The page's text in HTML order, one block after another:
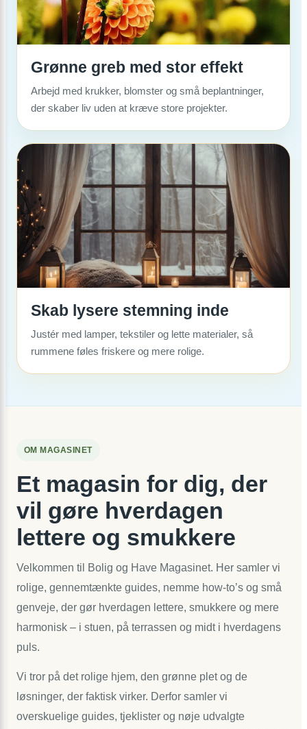
Grønne greb med stor effekt
Arbejd med krukker, blomster og små beplantninger,
der skaber liv uden at kræve store projekter.
Skab lysere stemning inde
Justér med lamper, tekstiler og lette materialer, så
rummene føles friskere og mere rolige.
OM MAGASINET
Et magasin for dig, der
vil gøre hverdagen
lettere og smukkere
Velkommen til Bolig og Have Magasinet. Her samler vi
rolige, gennemtænkte guides, nemme how-to’s og små
genveje, der gør hverdagen lettere, smukkere og mere
harmonisk – i stuen, på terrassen og midt i hverdagens
puls.
Vi tror på det rolige hjem, den grønne plet og de
løsninger, der faktisk virker. Derfor samler vi
overskuelige guides, tjeklister og nøje udvalgte